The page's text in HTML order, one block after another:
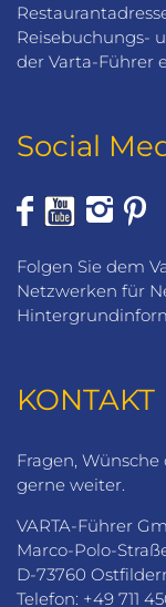
Reisebuchungs-
der Varta-Führer
Social
Folgen Sie dem
Netzwerken für
KONTAKT
Fragen,
gerne weiter.
VARTA-Führer
Marco-Polo-
D-73760
Telefon: +49 711